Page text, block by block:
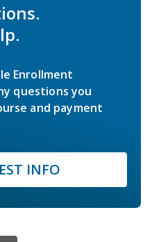
Enrollment
questions you
and payment
INFO